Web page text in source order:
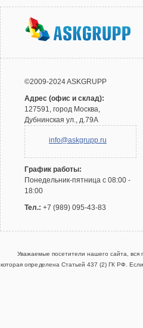
©2009-2024 ASKGRUPP
Адрес (офис и склад):
127591, город Москва,
Дубнинская ул., д.79А
info@askgrupp.ru
График работы:
Понедельник-пятница с 08:00 -
18:00
Тел.: +7 (989) 095-43-83
Уважаемые посетители нашего сайта,
которая определена Статьей 437 (2) ГК РФ.